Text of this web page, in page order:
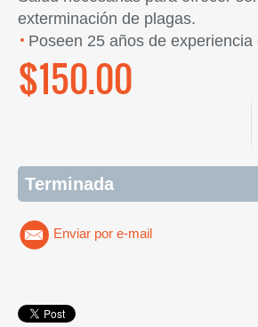
exterminación de plagas.
Poseen 25 años de experiencia
$150.00
Terminada
Enviar por e-mail